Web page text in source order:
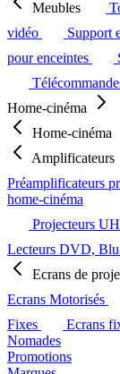
Meubles
vidéo
Support
pour enceintes
Home-cinéma
Home-cinéma
Amplificateurs
Préamplificateurs
home-cinéma
Projecteurs
Lecteurs DVD,
Ecrans de
Ecrans Motorisés
Fixes
Ecrans
Nomades
Promotions